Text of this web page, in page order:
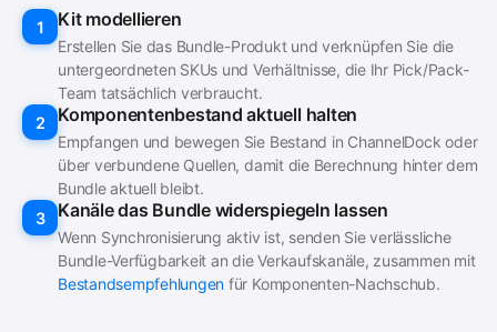
1 Kit modellieren
Erstellen Sie das Bundle-Produkt und verknüpfen Sie die
untergeordneten SKUs und Verhältnisse, die Ihr Pick/Pack-
Team tatsächlich verbraucht.
2
Komponentenbestand aktuell halten
Empfangen und bewegen Sie Bestand in ChannelDock oder
über verbundene Quellen, damit die Berechnung hinter dem
Bundle aktuell bleibt.
3
Kanäle das Bundle widerspiegeln lassen
Wenn Synchronisierung aktiv ist, senden Sie verlässliche
Bundle-Verfügbarkeit an die Verkaufskanäle, zusammen mit
Bestandsempfehlungen für Komponenten-Nachschub.